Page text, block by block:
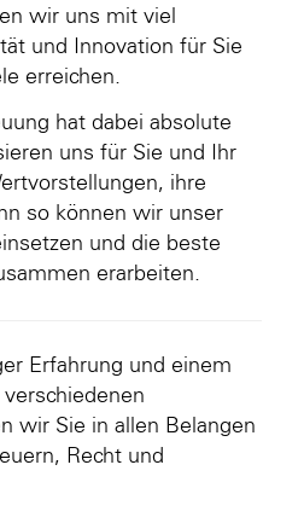
wir uns mit viel
und Innovation für Sie
erreichen.
hat dabei absolute
uns für Sie und Ihr
ihre
so können wir unser
und die beste
erarbeiten.
Erfahrung und einem
wir Sie in allen Belangen
Recht und